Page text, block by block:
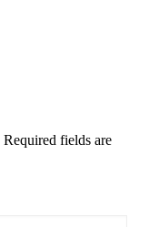
Required fields are